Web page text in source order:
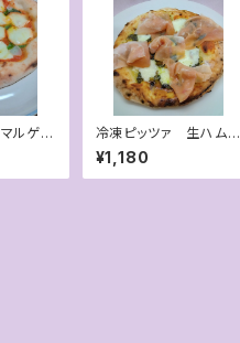
ルゲリ
冷凍ピッツァ 生ハムと
ジェノベーゼ
¥1,180